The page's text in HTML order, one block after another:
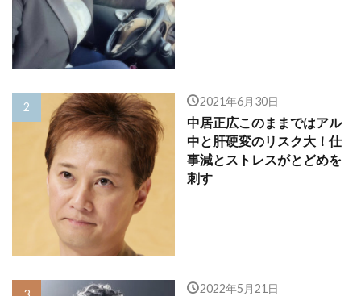
2021年6月30日
中居正広このままではアル
中と肝硬変のリスク大！仕
事減とストレスがとどめを
刺す
2022年5月21日